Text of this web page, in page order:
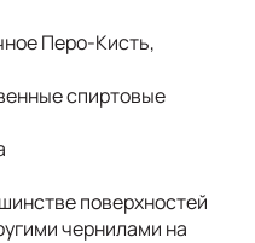
Перо-Кисть,
спиртовые
поверхностей
чернилами на